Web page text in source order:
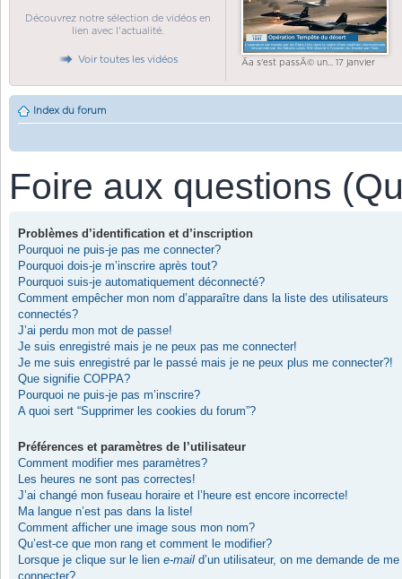
Découvrez notre sélection de vidéos en
lien avec l'actualité.
Voir toutes les vidéos Ãa s'est passÃ© un... 17 janvier
Index du forum
Foire aux questions
Problèmes d’identification et d’inscription
Pourquoi ne puis-je pas me connecter?
Pourquoi dois-je m’inscrire après tout?
Pourquoi suis-je automatiquement déconnecté?
Comment empêcher mon nom d’apparaître dans la liste des utilisateurs
connectés?
J’ai perdu mon mot de passe!
Je suis enregistré mais je ne peux pas me connecter!
Je me suis enregistré par le passé mais je ne peux plus me connecter?!
Que signifie COPPA?
Pourquoi ne puis-je pas m’inscrire?
A quoi sert “Supprimer les cookies du forum”?
Préférences et paramètres de l’utilisateur
Comment modifier mes paramètres?
Les heures ne sont pas correctes!
J’ai changé mon fuseau horaire et l’heure est encore incorrecte!
Ma langue n’est pas dans la liste!
Comment afficher une image sous mon nom?
Qu’est-ce que mon rang et comment le modifier?
Lorsque je clique sur le lien e-mail d’un utilisateur, on me demande de me
connecter?